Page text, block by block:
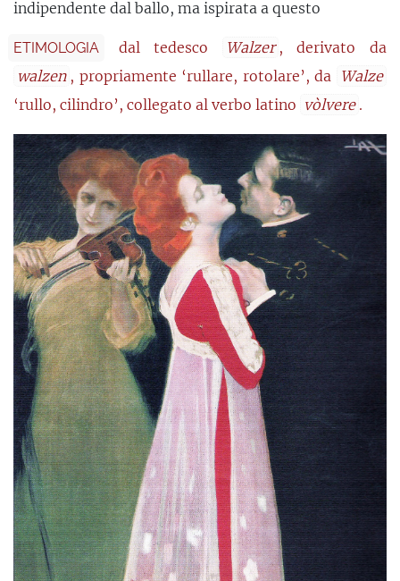
indipendente dal ballo, ma ispirata a questo
ETIMOLOGIA dal tedesco Walzer , derivato da
walzen , propriamente ‘rullare, rotolare’, da
Walze
‘rullo, cilindro’, collegato al verbo latino vòlvere .